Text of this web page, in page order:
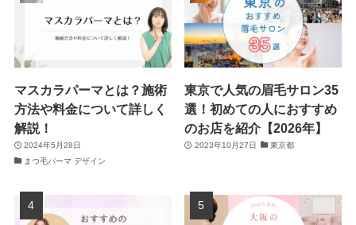
マスカラパーマとは？施術
方法や料金について詳しく
解説！
2024年5月28日
まつ毛パーマ デザイン
東京で人気の眉毛サロン35
選！初めての人におすすめ
のお店を紹介【2026年】
2023年10月27日 東京都